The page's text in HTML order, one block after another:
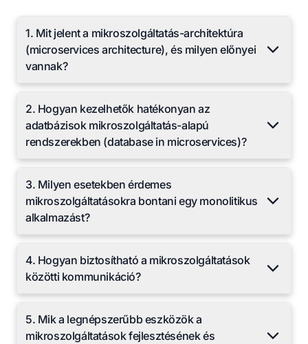
1. Mit jelent a mikroszolgáltatás-architektúra
(microservices architecture), és milyen előnyei
vannak?
2. Hogyan kezelhetők hatékonyan az
adatbázisok mikroszolgáltatás-alapú
rendszerekben (database in microservices)?
3. Milyen esetekben érdemes
mikroszolgáltatásokra bontani egy monolitikus
alkalmazást?
4. Hogyan biztosítható a mikroszolgáltatások
közötti kommunikáció?
5. Mik a legnépszerűbb eszközök a
mikroszolgáltatások fejlesztésének és